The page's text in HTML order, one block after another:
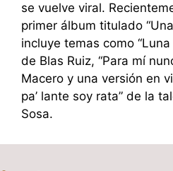
se vuelve viral.
primer álbum titulado
incluye temas como
de Blas Ruiz, “Para mí
Macero y una versión en
pa’ lante soy rata” de la
Sosa.